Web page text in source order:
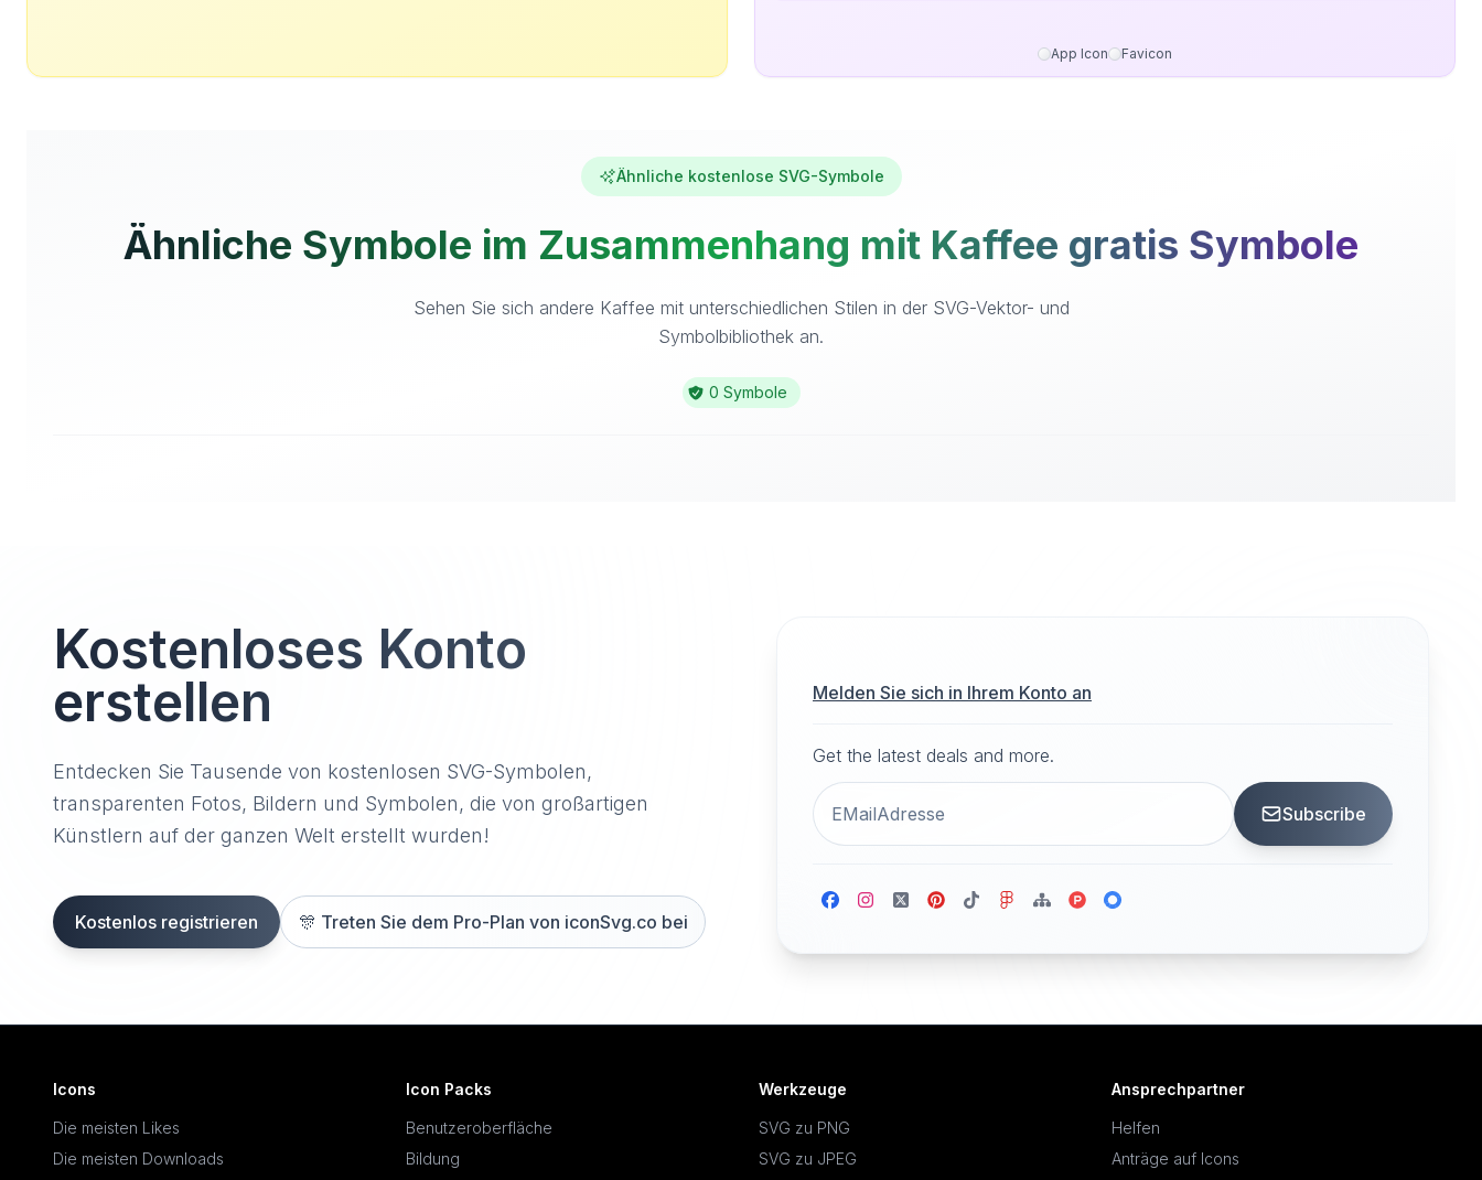
App Icon Favicon
Ähnliche kostenlose SVG-Symbole
Ähnliche Symbole im Zusammenhang mit Kaffee gratis Symbole
Sehen Sie sich andere Kaffee mit unterschiedlichen Stilen in der SVG-Vektor- und
Symbolbibliothek an.
0 Symbole
Kostenloses Konto
erstellen
Entdecken Sie Tausende von kostenlosen SVG-Symbolen,
transparenten Fotos, Bildern und Symbolen, die von großartigen
Künstlern auf der ganzen Welt erstellt wurden!
Kostenlos registrieren 🎊 Treten Sie dem Pro-Plan von iconSvg.co bei
Melden Sie sich in Ihrem Konto an
Get the latest deals and more.
Subscribe
Icons
Die meisten Likes
Die meisten Downloads
Icon Packs
Benutzeroberfläche
Bildung
Werkzeuge
SVG zu PNG
SVG zu JPEG
Ansprechpartner
Helfen
Anträge auf Icons